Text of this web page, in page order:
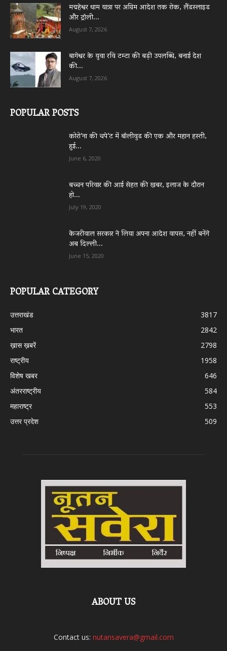
मद्महेश्वर धाम यात्रा पर अग्रिम आदेश तक रोक, लैंडस्लाइड
और ट्रॉली...
August 7, 2026
बागेश्वर के युवा रवि टम्टा की बड़ी उपलब्धि, बनाई देश
की...
August 7, 2026
POPULAR POSTS
कोरो’ना की चपे’ट में बॉलीवुड की एक और महान हस्ती,
हुई...
June 6, 2020
बच्चन परिवार की आई सेहत की खबर, इलाज के दौरान
हो...
July 19, 2020
केजरीवाल सरकार ने लिया अपना आदेश वापस, नहीं बनेंगे
अब दिल्ली...
June 15, 2020
POPULAR CATEGORY
उत्तराखंड
3817
भारत
2842
ख़ास ख़बरें
2798
राष्ट्रीय
1958
विशेष खबर
646
अंतरराष्ट्रीय
584
महाराष्ट्र
553
उत्तर प्रदेश
509
ABOUT US
Contact us: nutansavera@gmail.com